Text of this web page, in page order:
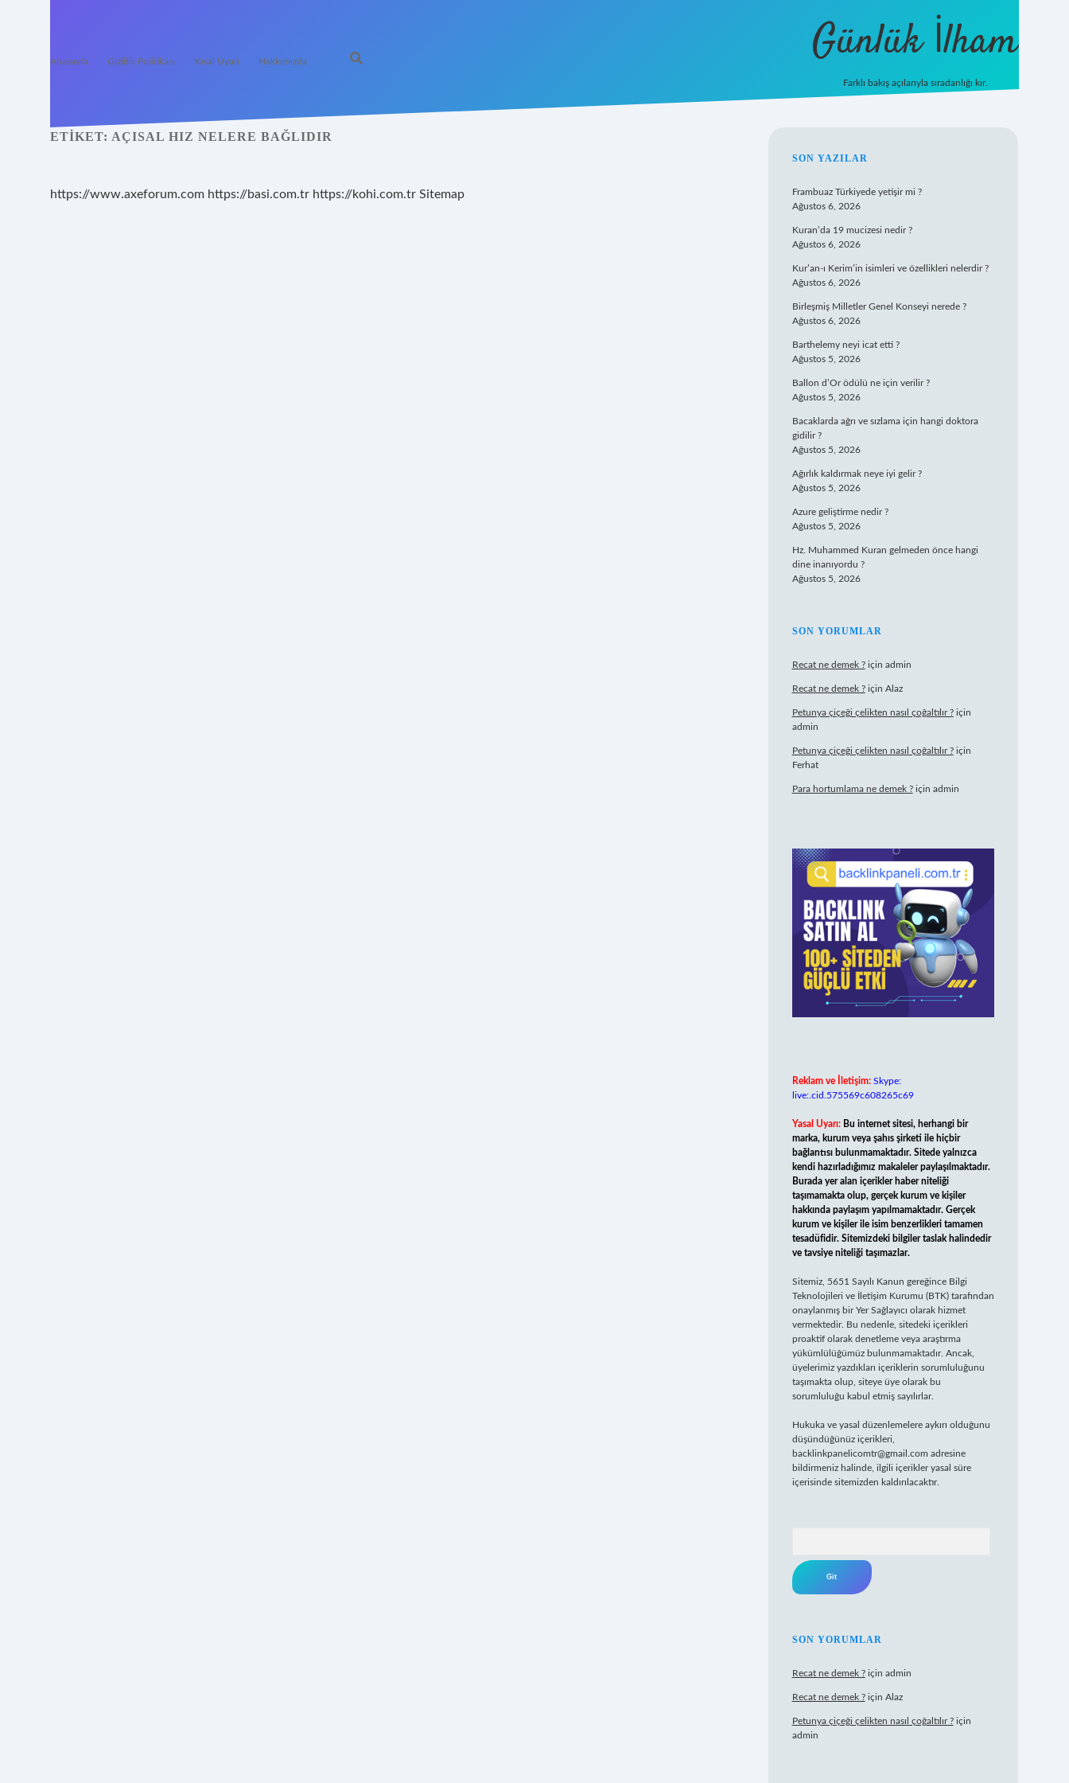
Anasayfa Gizlilik Politikası Yasal Uyarı Hakkımızda Günlük İlham
Farklı bakış açılarıyla sıradanlığı kır.
ETIKET: AÇISAL HIZ NELERE BAĞLIDIR
https://www.axeforum.com https://basi.com.tr https://kohi.com.tr Sitemap
SIDEBAR
SON YAZILAR
Frambuaz Türkiyede yetişir mi ?
Ağustos 6, 2026
Kuran’da 19 mucizesi nedir ?
Ağustos 6, 2026
Kur’an-ı Kerim’in isimleri ve özellikleri nelerdir ?
Ağustos 6, 2026
Birleşmiş Milletler Genel Konseyi nerede ?
Ağustos 6, 2026
Barthelemy neyi icat etti ?
Ağustos 5, 2026
Ballon d’Or ödülü ne için verilir ?
Ağustos 5, 2026
Bacaklarda ağrı ve sızlama için hangi doktora
gidilir ?
Ağustos 5, 2026
Ağırlık kaldırmak neye iyi gelir ?
Ağustos 5, 2026
Azure geliştirme nedir ?
Ağustos 5, 2026
Hz. Muhammed Kuran gelmeden önce hangi
dine inanıyordu ?
Ağustos 5, 2026
SON YORUMLAR
Recat ne demek ?için admin
Recat ne demek ?için Alaz
Petunya çiçeği çelikten nasıl çoğaltılır ?için
admin
Petunya çiçeği çelikten nasıl çoğaltılır ?için
Ferhat
Para hortumlama ne demek ?için admin
Reklam ve İletişim: Skype:
live:.cid.575569c608265c69
Yasal Uyarı: Bu internet sitesi, herhangi bir
marka, kurum veya şahıs şirketi ile hiçbir
bağlantısı bulunmamaktadır. Sitede yalnızca
kendi hazırladığımız makaleler paylaşılmaktadır.
Burada yer alan içerikler haber niteliği
taşımamakta olup, gerçek kurum ve kişiler
hakkında paylaşım yapılmamaktadır. Gerçek
kurum ve kişiler ile isim benzerlikleri tamamen
tesadüfidir. Sitemizdeki bilgiler taslak halindedir
ve tavsiye niteliği taşımazlar.
Sitemiz, 5651 Sayılı Kanun gereğince Bilgi
Teknolojileri ve İletişim Kurumu (BTK) tarafından
onaylanmış bir Yer Sağlayıcı olarak hizmet
vermektedir. Bu nedenle, sitedeki içerikleri
proaktif olarak denetleme veya araştırma
yükümlülüğümüz bulunmamaktadır. Ancak,
üyelerimiz yazdıkları içeriklerin sorumluluğunu
taşımakta olup, siteye üye olarak bu
sorumluluğu kabul etmiş sayılırlar.
Hukuka ve yasal düzenlemelere aykırı olduğunu
düşündüğünüz içerikleri,
backlinkpanelicomtr@gmail.com adresine
bildirmeniz halinde, ilgili içerikler yasal süre
içerisinde sitemizden kaldırılacaktır.
SON YORUMLAR
Recat ne demek ?için admin
Recat ne demek ?için Alaz
Petunya çiçeği çelikten nasıl çoğaltılır ?için
admin